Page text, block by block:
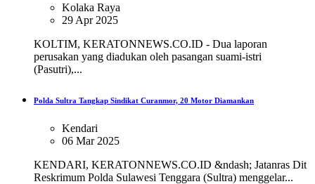
Kolaka Raya
29 Apr 2025
KOLTIM, KERATONNEWS.CO.ID - Dua laporan
perusakan yang diadukan oleh pasangan suami-istri
(Pasutri),...
Polda Sultra Tangkap Sindikat Curanmor, 20 Motor Diamankan
Kendari
06 Mar 2025
KENDARI, KERATONNEWS.CO.ID &ndash; Jatanras Dit
Reskrimum Polda Sulawesi Tenggara (Sultra) menggelar...